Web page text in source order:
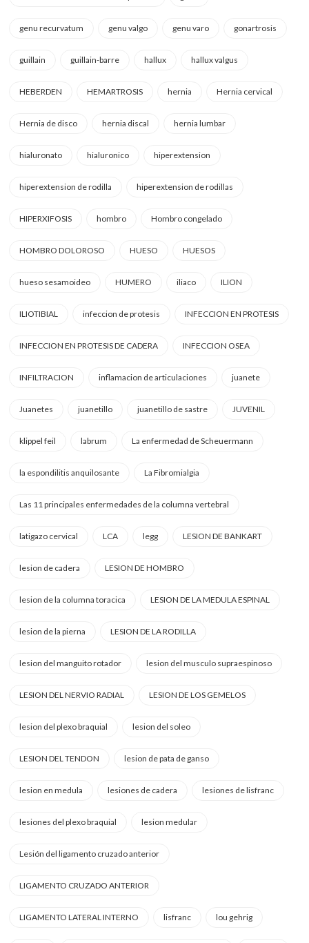
genu recurvatum genu valgo genu varo gonartrosis
guillain guillain-barre hallux hallux valgus
HEBERDEN HEMARTROSIS hernia Hernia cervical
Hernia de disco hernia discal hernia lumbar
hialuronato hialuronico hiperextension
hiperextension de rodilla hiperextension de rodillas
HIPERXIFOSIS hombro Hombro congelado
HOMBRO DOLOROSO HUESO HUESOS
hueso sesamoideo HUMERO iliaco ILION
ILIOTIBIAL infeccion de protesis INFECCION EN PROTESIS
INFECCION EN PROTESIS DE CADERA INFECCION OSEA
INFILTRACION inflamacion de articulaciones juanete
Juanetes juanetillo juanetillo de sastre JUVENIL
klippel feil labrum La enfermedad de Scheuermann
la espondilitis anquilosante La Fibromialgia
Las 11 principales enfermedades de la columna vertebral
latigazo cervical LCA legg LESION DE BANKART
lesion de cadera LESION DE HOMBRO
lesion de la columna toracica LESION DE LA MEDULA ESPINAL
lesion de la pierna LESION DE LA RODILLA
lesion del manguito rotador lesion del musculo supraespinoso
LESION DEL NERVIO RADIAL LESION DE LOS GEMELOS
lesion del plexo braquial lesion del soleo
LESION DEL TENDON lesion de pata de ganso
lesion en medula lesiones de cadera lesiones de lisfranc
lesiones del plexo braquial lesion medular
Lesión del ligamento cruzado anterior
LIGAMENTO CRUZADO ANTERIOR
LIGAMENTO LATERAL INTERNO lisfranc lou gehrig